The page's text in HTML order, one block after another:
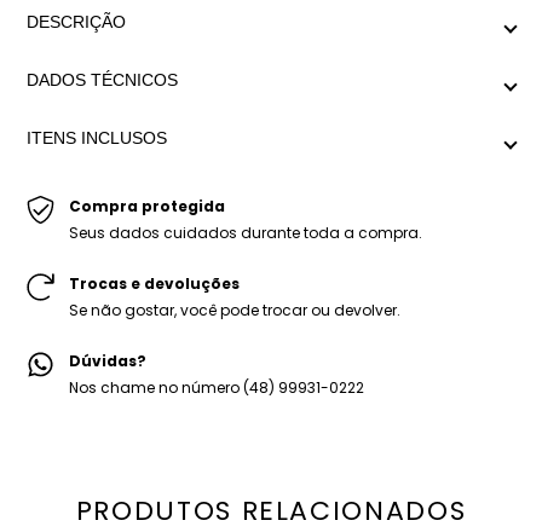
DESCRIÇÃO
O fechamento por mola é super prático, permite um uso
DADOS TÉCNICOS
ITENS INCLUSOS
-Embalagem personalizada Mariana Dias Acessórios.
Compra protegida
Seus dados cuidados durante toda a compra.
Trocas e devoluções
Se não gostar, você pode trocar ou devolver.
Dúvidas?
Nos chame no número (48) 99931-0222
PRODUTOS RELACIONADOS